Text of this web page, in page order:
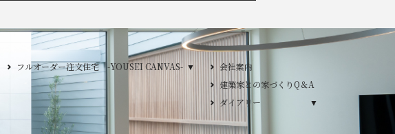
ユーセイホームの家づくり
フルオーダー注文住宅 -YOUSEI CANVAS- フルオーダー注文住宅 -YOUSEI CANVAS-
会社案内
建築家との家づくりQ＆A
ダイアリー
ダイアリー
2026年